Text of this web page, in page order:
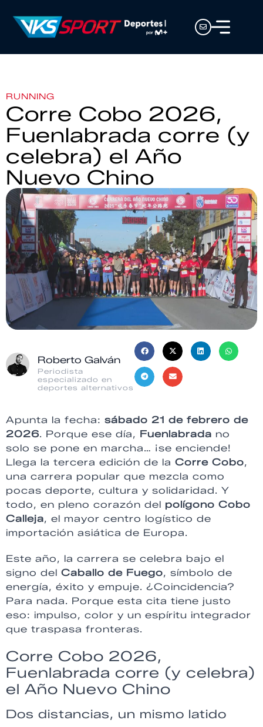
RUNNING
Corre Cobo 2026,
Fuenlabrada corre (y
celebra) el Año
Nuevo Chino
Roberto Galván
Periodista
especializado en
deportes alternativos
Apunta la fecha: sábado 21 de febrero de
2026. Porque ese día, Fuenlabrada no
solo se pone en marcha… ¡se enciende!
Llega la tercera edición de la Corre Cobo,
una carrera popular que mezcla como
pocas deporte, cultura y solidaridad. Y
todo, en pleno corazón del polígono Cobo
Calleja, el mayor centro logístico de
importación asiática de Europa.
Este año, la carrera se celebra bajo el
signo del Caballo de Fuego, símbolo de
energía, éxito y empuje. ¿Coincidencia?
Para nada. Porque esta cita tiene justo
eso: impulso, color y un espíritu integrador
que traspasa fronteras.
Corre Cobo 2026,
Fuenlabrada corre (y celebra)
el Año Nuevo Chino
Dos distancias, un mismo latido